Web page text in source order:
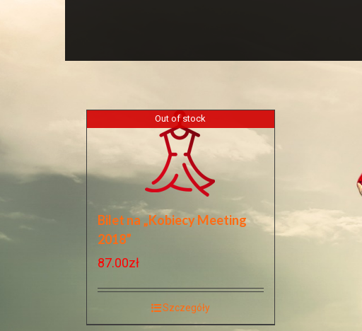
Out of stock
Bilet na „Kobiecy Meeting
2018”
87.00zł
Szczegóły